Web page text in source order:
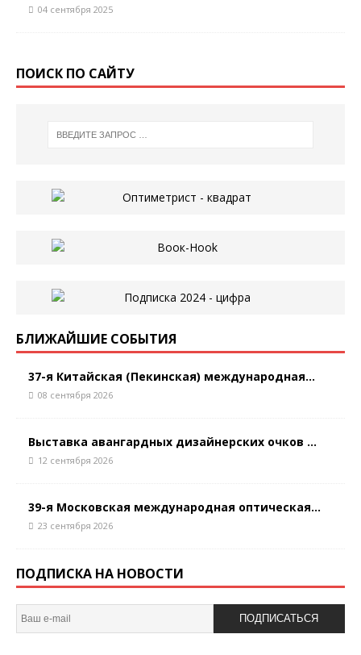
04 сентября 2025
ПОИСК ПО САЙТУ
БЛИЖАЙШИЕ СОБЫТИЯ
37-я Китайская (Пекинская) международная...
08 сентября 2026
Выставка авангардных дизайнерских очков ...
12 сентября 2026
39-я Московская международная оптическая...
23 сентября 2026
ПОДПИСКА НА НОВОСТИ
ПОДПИСАТЬСЯ